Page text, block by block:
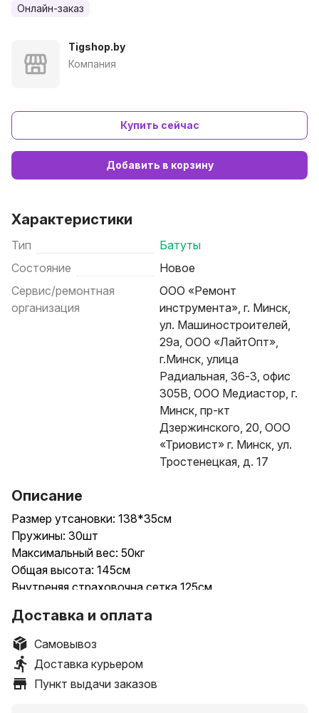
Онлайн-заказ
Tigshop.by
Компания
Купить сейчас
Добавить в корзину
Характеристики
Тип
Батуты
Состояние
Новое
Сервис/ремонтная
организация
ООО «Ремонт
инструмента», г. Минск,
ул. Машиностроителей,
29а, ООО «ЛайтОпт»,
г.Минск, улица
Радиальная, 36-3, офис
305В, ООО Медиастор, г.
Минск, пр-кт
Дзержинского, 20, ООО
«Триовист» г. Минск, ул.
Тростенецкая, д. 17
Описание
Размер утсановки: 138*35см
Пружины: 30шт
Максимальный вес: 50кг
Общая высота: 145см
Внутреняя страховочна сетка 125см
Инструменты для сборки в комплекте
Доставка и оплата
Самовывоз
Доставка курьером
Пункт выдачи заказов